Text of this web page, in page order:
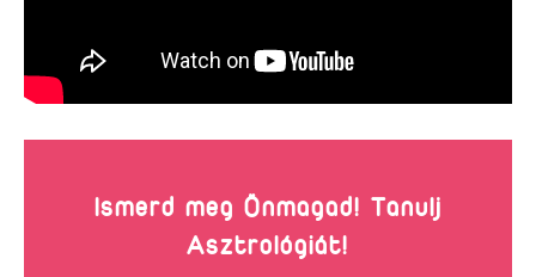
Ismerd meg Önmagad! Tanulj
Asztrológiát!